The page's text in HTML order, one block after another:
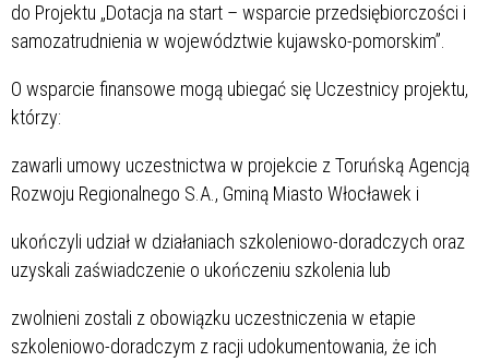
do Projektu „Dotacja na start – wsparcie przedsiębiorczości i
samozatrudnienia w województwie kujawsko-pomorskim”.
O wsparcie finansowe mogą ubiegać się Uczestnicy projektu,
którzy:
zawarli umowy uczestnictwa w projekcie z Toruńską Agencją
Rozwoju Regionalnego S.A., Gminą Miasto Włocławek i
ukończyli udział w działaniach szkoleniowo-doradczych oraz
uzyskali zaświadczenie o ukończeniu szkolenia lub
zwolnieni zostali z obowiązku uczestniczenia w etapie
szkoleniowo-doradczym z racji udokumentowania, że ich